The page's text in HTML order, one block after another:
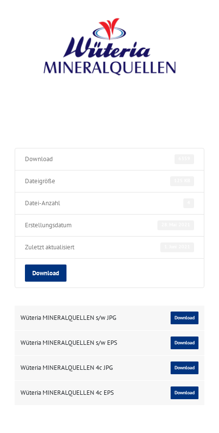
Download
Dateigröße
Datei-Anzahl
Erstellungsdatum
Zuletzt aktualisiert
Download
Wüteria MINERALQUELLEN s/w JPG Download
Wüteria MINERALQUELLEN s/w EPS Download
Wüteria MINERALQUELLEN 4c JPG Download
Wüteria MINERALQUELLEN 4c EPS Download